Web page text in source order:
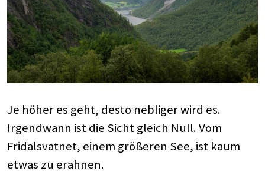
Je höher es geht, desto nebliger wird es.
Irgendwann ist die Sicht gleich Null. Vom
Fridalsvatnet, einem größeren See, ist kaum
etwas zu erahnen.